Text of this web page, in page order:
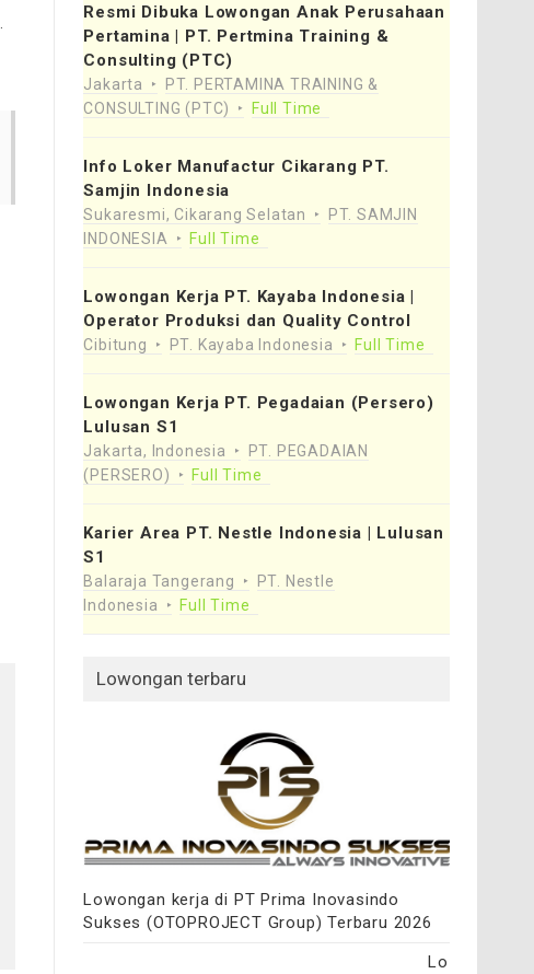
Resmi Dibuka Lowongan Anak Perusahaan
Pertamina | PT. Pertmina Training &
Consulting (PTC)
Jakarta
PT. PERTAMINA TRAINING &
CONSULTING (PTC)
Full Time
Info Loker Manufactur Cikarang PT.
Samjin Indonesia
Sukaresmi, Cikarang Selatan
PT. SAMJIN
INDONESIA
Full Time
Lowongan Kerja PT. Kayaba Indonesia |
Operator Produksi dan Quality Control
Cibitung PT. Kayaba Indonesia Full Time
Lowongan Kerja PT. Pegadaian (Persero)
Lulusan S1
Jakarta, Indonesia
PT. PEGADAIAN
(PERSERO)
Full Time
Karier Area PT. Nestle Indonesia | Lulusan
S1
Balaraja Tangerang
PT. Nestle
Indonesia
Full Time
Lowongan terbaru
Lowongan kerja di PT Prima Inovasindo
Sukses (OTOPROJECT Group) Terbaru 2026
Lo